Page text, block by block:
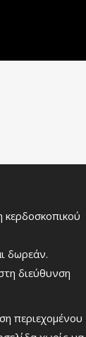
κερδοσκοπικού
δωρεάν.
διεύθυνση
περιεχομένου